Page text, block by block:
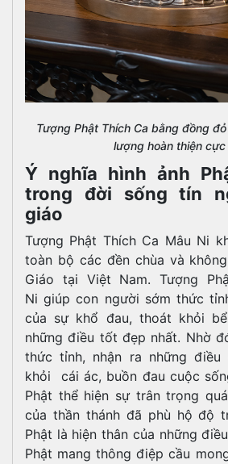
Tượng Phật Thích Ca bằng đồng
lượng hoàn thiện cực
Ý nghĩa hình ảnh
trong đời sống tín
giáo
Tượng Phật Thích Ca Mâu Ni
toàn bộ các đền chùa và
Giáo tại Việt Nam. Tượng
Ni giúp con người sớm thức
của sự khổ đau, thoát khỏi
những điều tốt đẹp nhất. Nhờ
thức tỉnh, nhận ra những
khỏi cái ác, buồn đau cuộc
Phật thể hiện sự trân trọng
của thần thánh đã phù hộ độ
Phật là hiện thân của những
Phật mang thông điệp cầu